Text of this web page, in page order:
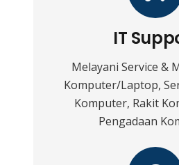
IT
Melayani Service &
Komputer/Laptop,
Komputer, Rakit
Pengadaan